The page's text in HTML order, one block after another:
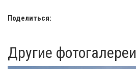
Поделиться:
Другие фотогалереи